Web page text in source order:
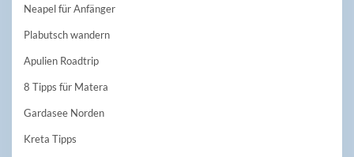
Neapel für Anfänger
Plabutsch wandern
Apulien Roadtrip
8 Tipps für Matera
Gardasee Norden
Kreta Tipps